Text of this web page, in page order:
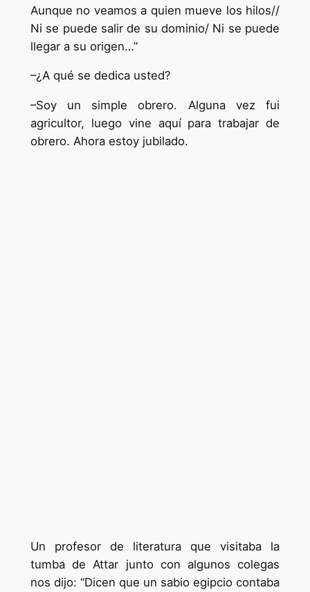
Aunque no veamos a quien mueve los hilos//
Ni se puede salir de su dominio/ Ni se puede
llegar a su origen…”
–¿A qué se dedica usted?
–Soy un simple obrero. Alguna vez fui
agricultor, luego vine aquí para trabajar de
obrero. Ahora estoy jubilado.
Un profesor de literatura que visitaba la
tumba de Attar junto con algunos colegas
nos dijo: “Dicen que un sabio egipcio contaba